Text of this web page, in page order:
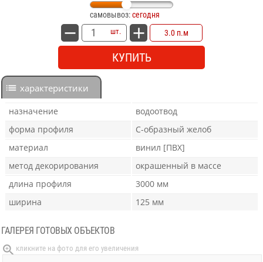
самовывоз:сегодня
шт. 3.0 п.м
КУПИТЬ
характеристики
назначение
водоотвод
форма профиля
С-образный желоб
материал
винил [ПВХ]
метод декорирования
окрашенный в массе
длина профиля
3000 мм
ширина
125 мм
ГАЛЕРЕЯ ГОТОВЫХ ОБЪЕКТОВ